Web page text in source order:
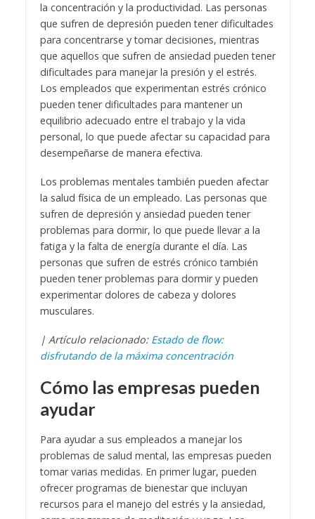
la concentración y la productividad. Las personas
que sufren de depresión pueden tener dificultades
para concentrarse y tomar decisiones, mientras
que aquellos que sufren de ansiedad pueden tener
dificultades para manejar la presión y el estrés.
Los empleados que experimentan estrés crónico
pueden tener dificultades para mantener un
equilibrio adecuado entre el trabajo y la vida
personal, lo que puede afectar su capacidad para
desempeñarse de manera efectiva.
Los problemas mentales también pueden afectar
la salud física de un empleado. Las personas que
sufren de depresión y ansiedad pueden tener
problemas para dormir, lo que puede llevar a la
fatiga y la falta de energía durante el día. Las
personas que sufren de estrés crónico también
pueden tener problemas para dormir y pueden
experimentar dolores de cabeza y dolores
musculares.
| Artículo relacionado: Estado de flow:
disfrutando de la máxima concentración
Cómo las empresas pueden
ayudar
Para ayudar a sus empleados a manejar los
problemas de salud mental, las empresas pueden
tomar varias medidas. En primer lugar, pueden
ofrecer programas de bienestar que incluyan
recursos para el manejo del estrés y la ansiedad,